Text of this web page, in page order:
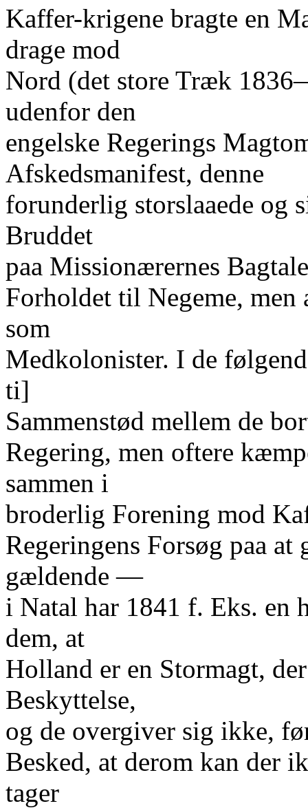
Kaffer-krigene bragte en
drage mod
Nord (det store Træk
udenfor den
engelske Regerings
Afskedsmanifest, denne
forunderlig storslaaede og
Bruddet
paa Missionærernes
Forholdet til Negeme,
som
Medkolonister. I de
ti]
Sammenstød mellem de
Regering, men oftere
sammen i
broderlig Forening mod
Regeringens Forsøg paa
gældende —
i Natal har 1841 f. Eks. en
dem, at
Holland er en Stormagt,
Beskyttelse,
og de overgiver sig ikke,
Besked, at derom kan der
tager